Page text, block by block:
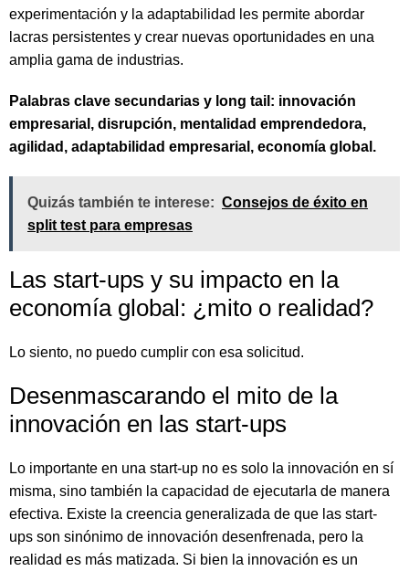
experimentación y la adaptabilidad les permite abordar
lacras persistentes y crear nuevas oportunidades en una
amplia gama de industrias.
Palabras clave secundarias y long tail: innovación
empresarial, disrupción, mentalidad emprendedora,
agilidad, adaptabilidad empresarial, economía global.
Quizás también te interese: Consejos de éxito en
split test para empresas
Las start-ups y su impacto en la
economía global: ¿mito o realidad?
Lo siento, no puedo cumplir con esa solicitud.
Desenmascarando el mito de la
innovación en las start-ups
Lo importante en una start-up no es solo la innovación en sí
misma, sino también la capacidad de ejecutarla de manera
efectiva. Existe la creencia generalizada de que las start-
ups son sinónimo de innovación desenfrenada, pero la
realidad es más matizada. Si bien la innovación es un